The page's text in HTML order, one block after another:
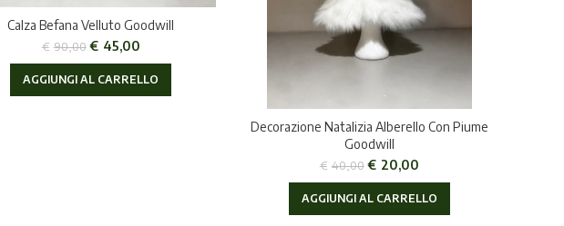
Calza Befana Velluto Goodwill
€ 90,00 € 45,00
AGGIUNGI AL CARRELLO
Decorazione Natalizia Alberello Con Piume
Goodwill
€ 40,00 € 20,00
AGGIUNGI AL CARRELLO